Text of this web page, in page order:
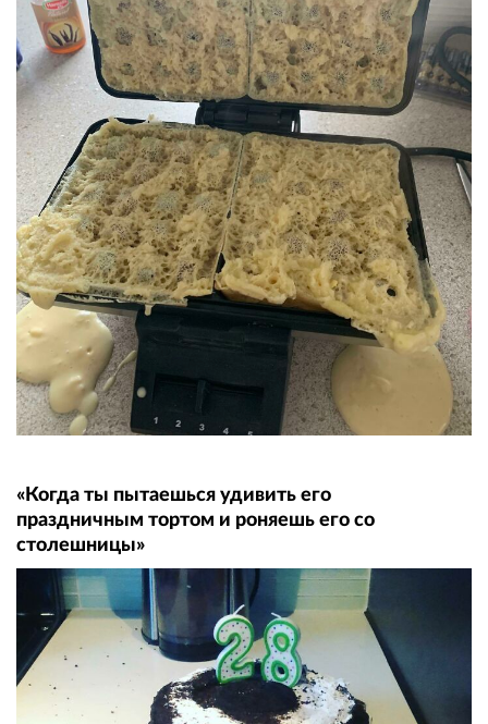
«Когда ты пытаешься удивить его
праздничным тортом и роняешь его со
столешницы»